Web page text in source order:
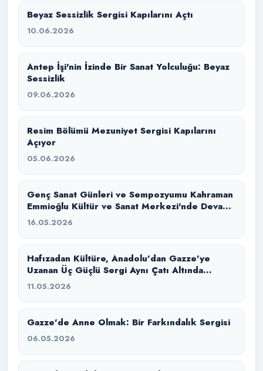
Beyaz Sessizlik Sergisi Kapılarını Açtı
10.06.2026
Antep İşi'nin İzinde Bir Sanat Yolculuğu: Beyaz
Sessizlik
09.06.2026
Resim Bölümü Mezuniyet Sergisi Kapılarını
Açıyor
05.06.2026
Genç Sanat Günleri ve Sempozyumu Kahraman
Emmioğlu Kültür ve Sanat Merkezi'nde Devam
Ediyor
16.05.2026
Hafızadan Kültüre, Anadolu’dan Gazze’ye
Uzanan Üç Güçlü Sergi Aynı Çatı Altında
Buluştu
11.05.2026
Gazze’de Anne Olmak: Bir Farkındalık Sergisi
06.05.2026